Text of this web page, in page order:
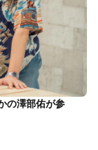
の澤部佑が参